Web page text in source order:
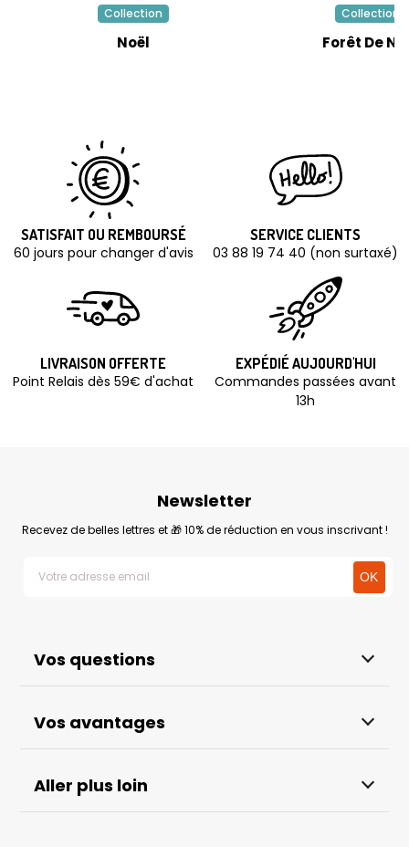
Collection
Noël
Collection
Forêt De
SATISFAIT OU REMBOURSÉ
60 jours pour changer d'avis
SERVICE CLIENTS
03 88 19 74 40 (non surtaxé)
LIVRAISON OFFERTE
Point Relais dès 59€ d'achat
EXPÉDIÉ AUJOURD'HUI
Commandes passées avant
13h
Vos questions
Vos avantages
Aller plus loin
Newsletter
Recevez de belles lettres et 🎁 10% de réduction en vous inscrivant !